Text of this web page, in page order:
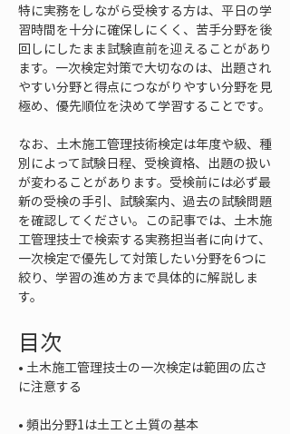
特に実務をしながら受検する方は、平日の学
習時間を十分に確保しにくく、苦手分野を後
回しにしたまま試験直前を迎えることがあり
ます。一次検定対策で大切なのは、出題され
やすい分野と得点につながりやすい分野を見
極め、優先順位を決めて学習することです。
なお、土木施工管理技術検定は年度や級、種
別によって試験日程、受検資格、出題の扱い
が変わることがあります。受検前には必ず最
新の受検の手引、試験案内、過去の試験問題
を確認してください。この記事では、土木施
工管理技士で検索する実務担当者に向けて、
一次検定で優先して対策したい分野を6つに
絞り、学習の進め方まで具体的に解説しま
す。
目次
• 土木施工管理技士の一次検定は範囲の広さ
•